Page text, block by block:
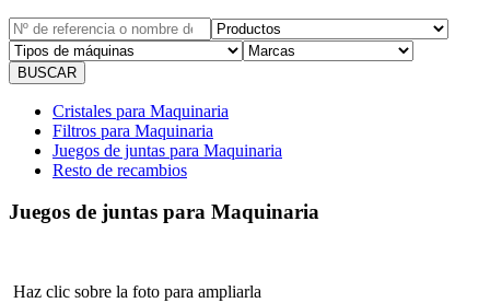
Cristales para Maquinaria
Filtros para Maquinaria
Juegos de juntas para Maquinaria
Resto de recambios
Juegos de juntas para Maquinaria
Haz clic sobre la foto para ampliarla